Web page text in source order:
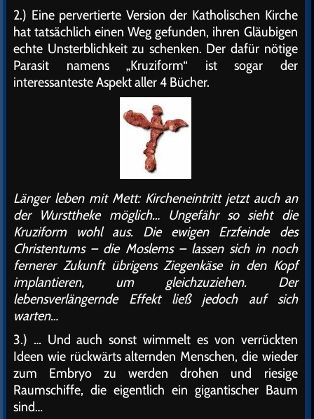
2.) Eine pervertierte Version der Katholischen Kirche
hat tatsächlich einen Weg gefunden, ihren Gläubigen
echte Unsterblichkeit zu schenken. Der dafür nötige
Parasit namens „Kruziform“ ist sogar der
interessanteste Aspekt aller 4 Bücher.
Länger leben mit Mett: Kircheneintritt jetzt auch an
der Wursttheke möglich… Ungefähr so sieht die
Kruziform wohl aus. Die ewigen Erzfeinde des
Christentums – die Moslems – lassen sich in noch
fernerer Zukunft übrigens Ziegenkäse in den Kopf
implantieren, um gleichzuziehen. Der
lebensverlängernde Effekt ließ jedoch auf sich
warten…
3.) … Und auch sonst wimmelt es von verrückten
Ideen wie rückwärts alternden Menschen, die wieder
zum Embryo zu werden drohen und riesige
Raumschiffe, die eigentlich ein gigantischer Baum
sind…